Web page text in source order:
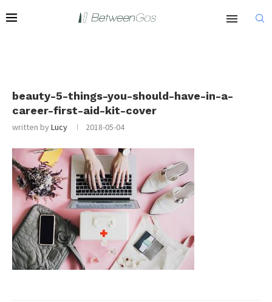
beauty-5-things-you-should-have-in-a-
career-first-aid-kit-cover
written byLucy 2018-05-04